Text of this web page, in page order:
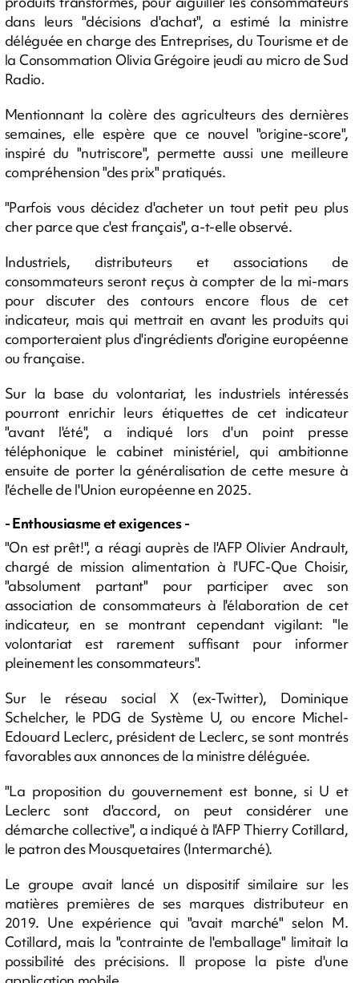
dans leurs "décisions d'achat", a estimé la ministre
déléguée en charge des Entreprises, du Tourisme et de
la Consommation Olivia Grégoire jeudi au micro de Sud
Radio.
Mentionnant la colère des agriculteurs des dernières
semaines, elle espère que ce nouvel "origine-score",
inspiré du "nutriscore", permette aussi une meilleure
compréhension "des prix" pratiqués.
"Parfois vous décidez d'acheter un tout petit peu plus
cher parce que c'est français", a-t-elle observé.
Industriels, distributeurs et associations de
consommateurs seront reçus à compter de la mi-mars
pour discuter des contours encore flous de cet
indicateur, mais qui mettrait en avant les produits qui
comporteraient plus d'ingrédients d'origine européenne
ou française.
Sur la base du volontariat, les industriels intéressés
pourront enrichir leurs étiquettes de cet indicateur
"avant l'été", a indiqué lors d'un point presse
téléphonique le cabinet ministériel, qui ambitionne
ensuite de porter la généralisation de cette mesure à
l'échelle de l'Union européenne en 2025.
- Enthousiasme et exigences -
"On est prêt!", a réagi auprès de l'AFP Olivier Andrault,
chargé de mission alimentation à l'UFC-Que Choisir,
"absolument partant" pour participer avec son
association de consommateurs à l'élaboration de cet
indicateur, en se montrant cependant vigilant: "le
volontariat est rarement suffisant pour informer
pleinement les consommateurs".
Sur le réseau social X (ex-Twitter), Dominique
Schelcher, le PDG de Système U, ou encore Michel-
Edouard Leclerc, président de Leclerc, se sont montrés
favorables aux annonces de la ministre déléguée.
"La proposition du gouvernement est bonne, si U et
Leclerc sont d'accord, on peut considérer une
démarche collective", a indiqué à l'AFP Thierry Cotillard,
le patron des Mousquetaires (Intermarché).
Le groupe avait lancé un dispositif similaire sur les
matières premières de ses marques distributeur en
2019. Une expérience qui "avait marché" selon M.
Cotillard, mais la "contrainte de l'emballage" limitait la
possibilité des précisions. Il propose la piste d'une